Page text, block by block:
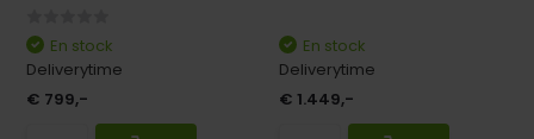
En stock
Deliverytime
€ 799,-
En stock
Deliverytime
€ 1.449,-